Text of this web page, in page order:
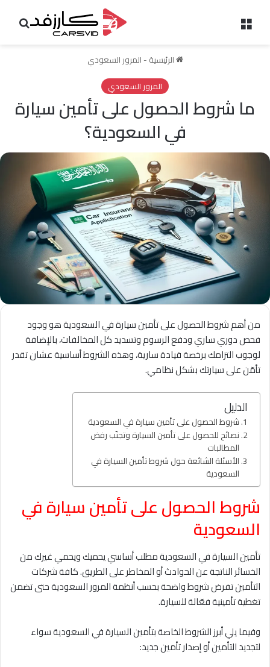
الرئيسية - المرور السعودي
المرور السعودي
ما شروط الحصول على تأمين سيارة
في السعودية؟
من أهم شروط الحصول على تأمين سيارة في السعودية هو وجود
فحص دوري ساري ودفع الرسوم وتسديد كل المخالفات، بالإضافة
لوجوب التزامك برخصة قيادة سارية، وهذه الشروط أساسية عشان تقدر
تأمّن على سيارتك بشكل نظامي.
الدليل
شروط الحصول على تأمين سيارة في السعودية
نصائح للحصول على تأمين السيارة وتجنّب رفض
المطالبات
الأسئلة الشائعة حول شروط تأمين السيارة في
السعودية
شروط الحصول على تأمين سيارة في
السعودية
تأمين السيارة في السعودية مطلب أساسي يحميك ويحمي غيرك من
الخسائر الناتجة عن الحوادث أو المخاطر على الطريق. كافة شركات
التأمين تفرض شروط واضحة بحسب أنظمة المرور السعودية حتى تضمن
تغطية تأمينية فعّالة للسيارة.
وفيما يلي أبرز الشروط الخاصة بتأمين السيارة في السعودية سواء
لتجديد التأمين أو إصدار تأمين جديد: